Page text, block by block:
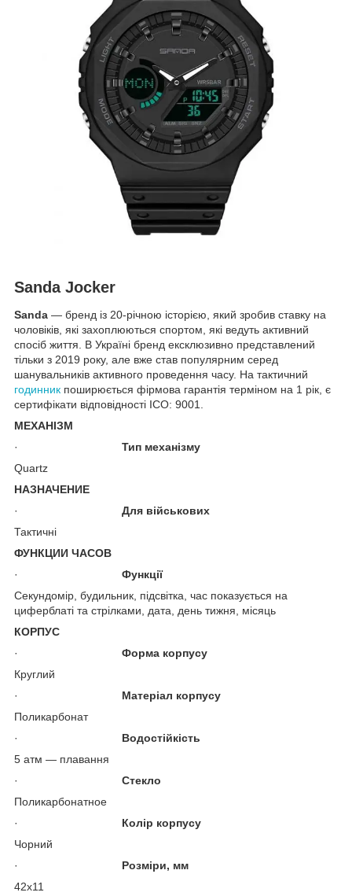
Sanda Jocker
Sanda — бренд із 20-річною історією, який зробив ставку на
чоловіків, які захоплюються спортом, які ведуть активний
спосіб життя. В Україні бренд ексклюзивно представлений
тільки з 2019 року, але вже став популярним серед
шанувальників активного проведення часу. На тактичний
годинник поширюється фірмова гарантія терміном на 1 рік, є
сертифікати відповідності ICO: 9001.
МЕХАНІЗМ
· Тип механізму
Quartz
НАЗНАЧЕНИЕ
· Для військових
Тактичні
ФУНКЦИИ ЧАСОВ
· Функції
Секундомір, будильник, підсвітка, час показується на
циферблаті та стрілками, дата, день тижня, місяць
КОРПУС
· Форма корпусу
Круглий
· Матеріал корпусу
Поликарбонат
· Водостійкість
5 атм — плавання
· Стекло
Поликарбонатное
· Колір корпусу
Чорний
· Розміри, мм
42х11